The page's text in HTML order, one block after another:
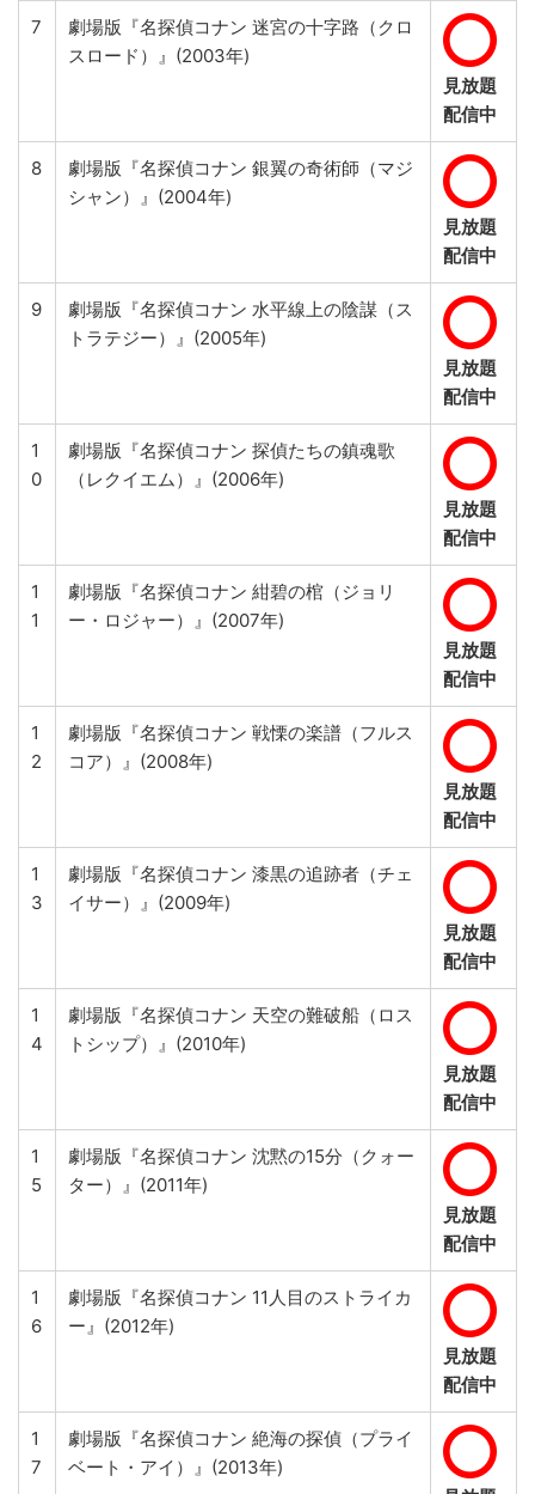
7
劇場版『名探偵コナン 迷宮の十字路（クロ
スロード）』(2003年)
見放題
配信中
8
劇場版『名探偵コナン 銀翼の奇術師（マジ
シャン）』(2004年)
見放題
配信中
9
劇場版『名探偵コナン 水平線上の陰謀（ス
トラテジー）』(2005年)
見放題
配信中
1
0
劇場版『名探偵コナン 探偵たちの鎮魂歌
（レクイエム）』(2006年)
見放題
配信中
1
1
劇場版『名探偵コナン 紺碧の棺（ジョリ
ー・ロジャー）』(2007年)
見放題
配信中
1
2
劇場版『名探偵コナン 戦慄の楽譜（フルス
コア）』(2008年)
見放題
配信中
1
3
劇場版『名探偵コナン 漆黒の追跡者（チェ
イサー）』(2009年)
見放題
配信中
1
4
劇場版『名探偵コナン 天空の難破船（ロス
トシップ）』(2010年)
見放題
配信中
1
5
劇場版『名探偵コナン 沈黙の15分（クォー
ター）』(2011年)
見放題
配信中
1
6
劇場版『名探偵コナン 11人目のストライカ
ー』(2012年)
見放題
配信中
1
7
劇場版『名探偵コナン 絶海の探偵（プライ
ベート・アイ）』(2013年)